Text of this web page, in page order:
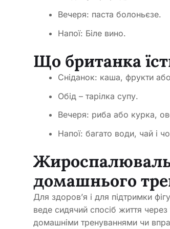
Вечеря: паста болоньєзе.
Напої: Біле вино.
Що британка
Сніданок: каша, фрукти
Обід – тарілка супу.
Вечеря: риба або курка,
Напої: багато води, чай і
домашнього
Для здоров’я і для підтримки
веде сидячий спосіб життя
домашніми тренуваннями чи